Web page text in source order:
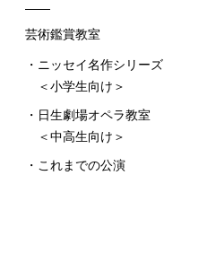
芸術鑑賞教室
ニッセイ名作シリーズ
＜小学生向け＞
日生劇場オペラ教室
＜中高生向け＞
これまでの公演